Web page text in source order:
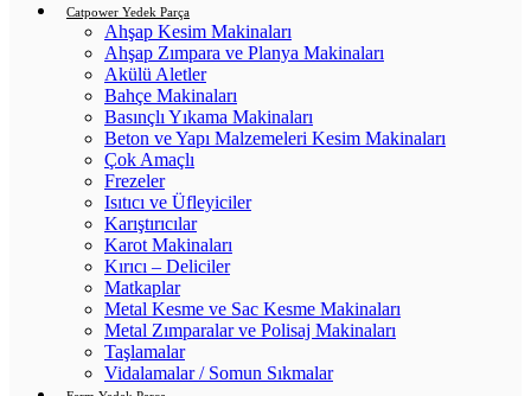
Catpower Yedek Parça
Ahşap Kesim Makinaları
Ahşap Zımpara ve Planya Makinaları
Akülü Aletler
Bahçe Makinaları
Basınçlı Yıkama Makinaları
Beton ve Yapı Malzemeleri Kesim Makinaları
Çok Amaçlı
Frezeler
Isıtıcı ve Üfleyiciler
Karıştırıcılar
Karot Makinaları
Kırıcı – Deliciler
Matkaplar
Metal Kesme ve Sac Kesme Makinaları
Metal Zımparalar ve Polisaj Makinaları
Taşlamalar
Vidalamalar / Somun Sıkmalar